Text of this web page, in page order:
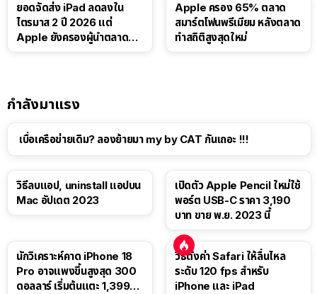
ยอดจัดส่ง iPad ลดลงใน
ไตรมาส 2 ปี 2026 แต่
Apple ยังครองผู้นำตลาด
Apple ครอง 65% ตลาด
สมาร์ตโฟนพรีเมียม หลังตลาด
ทำสถิติสูงสุดใหม่
กำลังมาแรง
เบื่อเครือข่ายเดิม? ลองย้ายมา my by CAT กันเถอะ !!!
วิธีลบแอป, uninstall แอปบน
Mac อัปเดต 2023
เปิดตัว Apple Pencil ใหม่ใช้
พอร์ต USB-C ราคา 3,190
บาท ขาย พ.ย. 2023 นี้
นักวิเคราะห์คาด iPhone 18
Pro อาจแพงขึ้นสูงสุด 300
ดอลลาร์ เริ่มต้นแตะ 1,399
วิธีตั้งค่า Safari ให้ลื่นไหล
ระดับ 120 fps สำหรับ
iPhone และ iPad